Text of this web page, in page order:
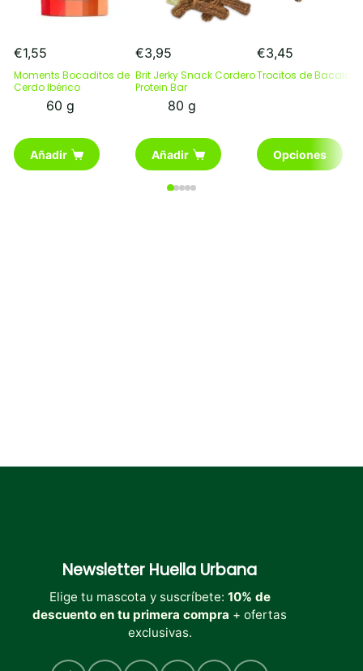
€1,55
Moments Bocaditos de
Cerdo Ibérico
60 g
Añadir
€3,95
Brit Jerky Snack Cordero
Protein Bar
80 g
Añadir
€3,45
Trocitos de Bacalao
Opciones
Este
producto
Newsletter Huella Urbana
Elige tu mascota y suscríbete: 10% de
descuento en tu primera compra + ofertas
exclusivas.